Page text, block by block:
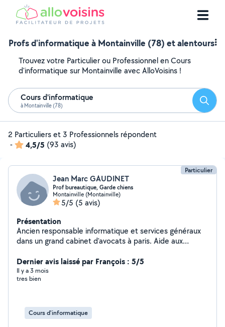
Profs d'informatique à Montainville (78) et alentours
Trouvez votre Particulier ou Professionnel en Cours
d'informatique sur Montainville avec AlloVoisins !
Cours d'informatique
à Montainville (78)
2 Particuliers et 3 Professionnels répondent
-
4,5/5 (93 avis)
Particulier
Jean Marc GAUDINET
Prof bureautique, Garde chiens
Montainville (Montainville)
5/5 (5 avis)
Présentation
Ancien responsable informatique et services généraux
dans un grand cabinet d'avocats à paris. Aide aux
point internet je peux me connecter sur votre ordi et
vous aider directement ou donner cours Élèves au
Canada, aide aux personnes sous Excel au sein de leur
avons un petit chien de 12 ans et deux. Chats habitués
aux chiens un jardin clos de 1000m2 et chaque jour
Dernier avis laissé par François : 5/5
Il y a 3 mois
tres bien
Cours d'informatique